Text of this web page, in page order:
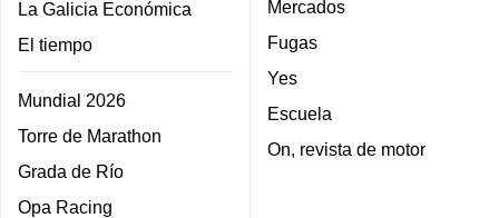
La Galicia Económica
El tiempo
Mundial 2026
Torre de Marathon
Grada de Río
Opa Racing
Mercados
Fugas
Yes
Escuela
On, revista de motor